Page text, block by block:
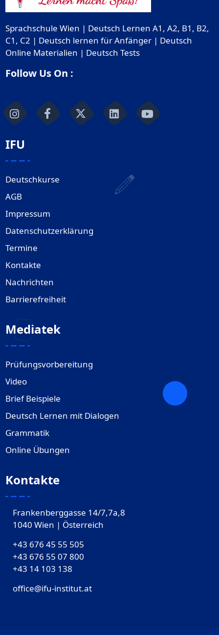
Sprachschule Wien | Deutsch Lernen A1, A2, B1, B2,
C1, C2 | Deutsch lernen für Anfänger | Deutsch
Online Materialien | Deutsch Tests
Follow Us On :
IFU
Deutschkurse
AGB
Impressum
Datenschutzerklärung
Termine
Kontakte
Nachrichten
Barrierefreiheit
Mediatek
Prüfungsvorbereitung
Video
Brief Beispiele
Deutsch Lernen mit Dialogen
Grammatik
Online Übungen
Kontakte
Frankenberggasse 14/7,7a,8
1040 Wien | Österreich
+43 676 45 55 505
+43 676 55 07 800
‎+43 14 103 138
office@ifu-institut.at